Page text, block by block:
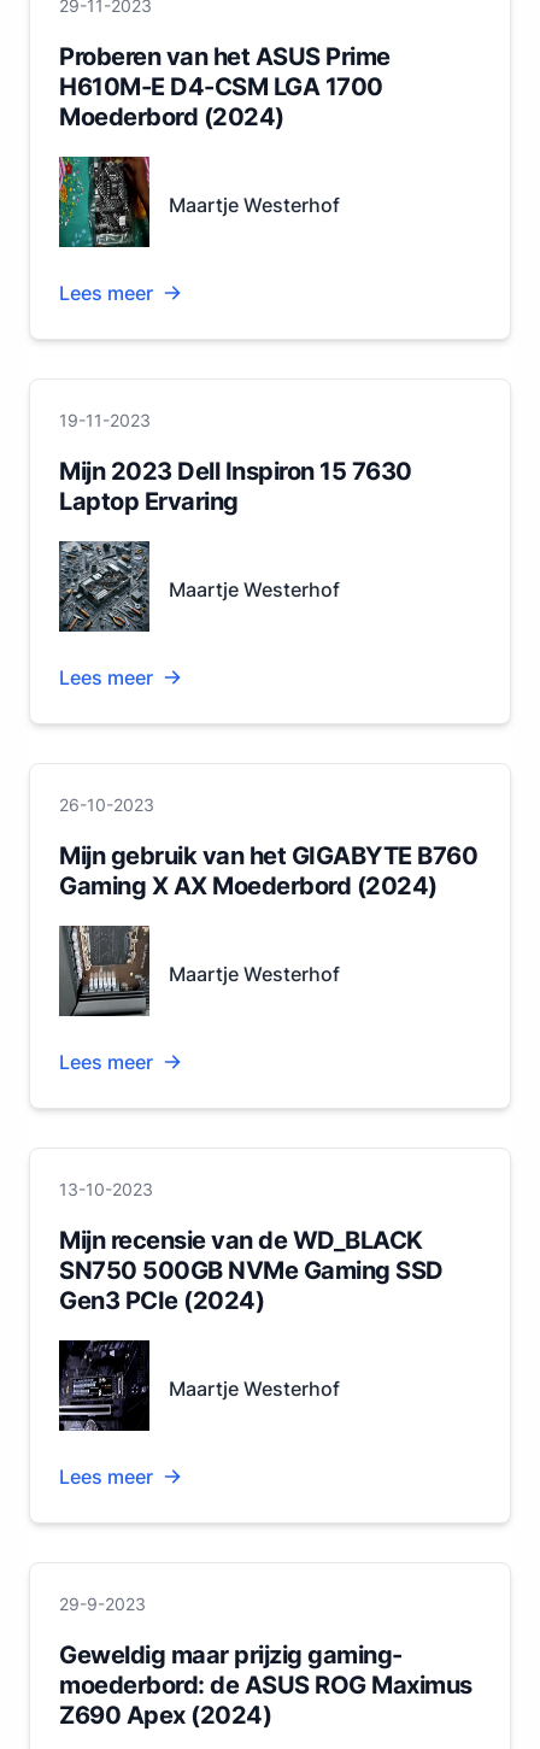
29-11-2023
Proberen van het ASUS Prime
H610M-E D4-CSM LGA 1700
Moederbord (2024)
Maartje Westerhof
Lees meer
19-11-2023
Mijn 2023 Dell Inspiron 15 7630
Laptop Ervaring
Maartje Westerhof
Lees meer
26-10-2023
Mijn gebruik van het GIGABYTE B760
Gaming X AX Moederbord (2024)
Maartje Westerhof
Lees meer
13-10-2023
Mijn recensie van de WD_BLACK
SN750 500GB NVMe Gaming SSD
Gen3 PCIe (2024)
Maartje Westerhof
Lees meer
29-9-2023
Geweldig maar prijzig gaming-
moederbord: de ASUS ROG Maximus
Z690 Apex (2024)